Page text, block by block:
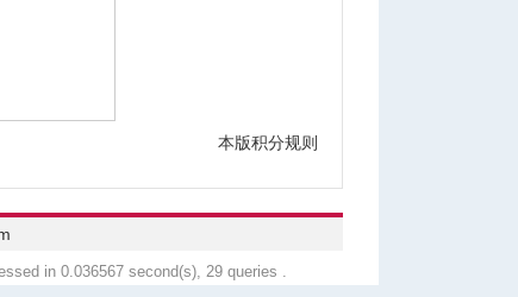
本版积分规则
in 0.036567 second(s), 29 queries .